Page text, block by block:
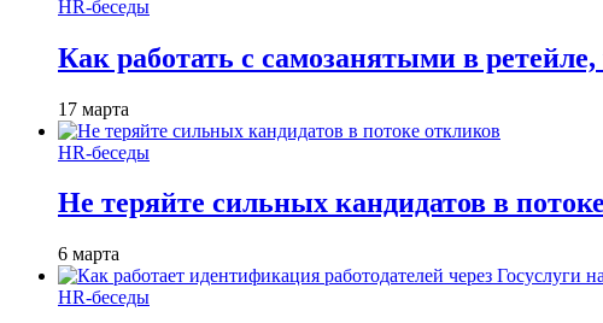
HR-беседы
Как работать с самозанятыми в
17 марта
HR-беседы
Не теряйте сильных кандидатов в
6 марта
HR-беседы